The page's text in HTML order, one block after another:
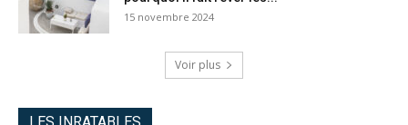
15 novembre 2024
Voir plus